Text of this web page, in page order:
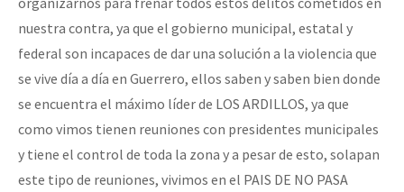
nuestra contra, ya que el gobierno municipal, estatal y
federal son incapaces de dar una solución a la violencia que
se vive día a día en Guerrero, ellos saben y saben bien donde
se encuentra el máximo líder de LOS ARDILLOS, ya que
como vimos tienen reuniones con presidentes municipales
y tiene el control de toda la zona y a pesar de esto, solapan
este tipo de reuniones, vivimos en el PAIS DE NO PASA